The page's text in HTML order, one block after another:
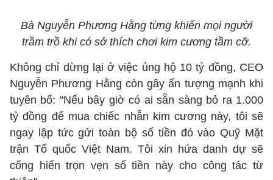
Bà Nguyễn Phương Hằng từng khiến mọi người
trầm trồ khi có sở thích chơi kim cương tầm cỡ.
Không chỉ dừng lại ở việc ủng hộ 10 tỷ đồng, CEO
Nguyễn Phương Hằng còn gây ấn tượng mạnh khi
tuyên bố: "Nếu bây giờ có ai sẵn sàng bỏ ra 1.000
tỷ đồng để mua chiếc nhẫn kim cương này, tôi sẽ
ngay lập tức gửi toàn bộ số tiền đó vào Quỹ Mặt
trận Tổ quốc Việt Nam. Tôi xin hứa danh dự sẽ
cống hiến trọn vẹn số tiền này cho công tác từ